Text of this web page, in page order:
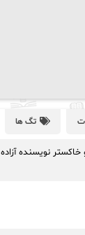
تگ ها
نویسنده آزاده